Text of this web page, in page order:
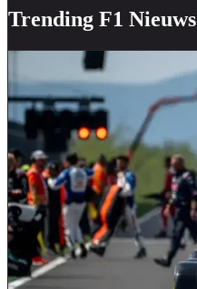
Trending F1 Nieuws